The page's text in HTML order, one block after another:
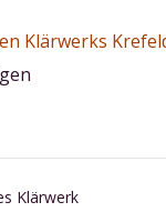
Klärwerks
Klärwerk